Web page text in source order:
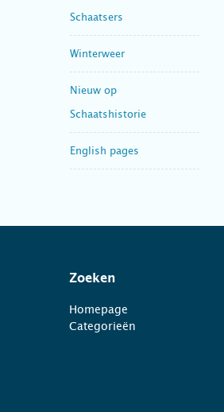
Schaatsers
Winterweer
Nieuw op
Schaatshistorie
English pages
Zoeken
Homepage
Categorieën